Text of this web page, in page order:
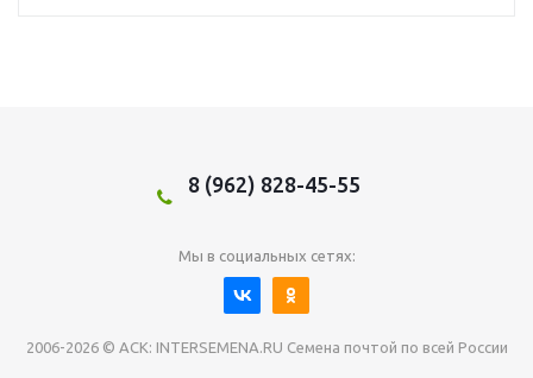
8 (962) 828-45-55
Мы в социальных сетях:
2006-2026 © АСК: INTERSEMENA.RU Семена почтой по всей России